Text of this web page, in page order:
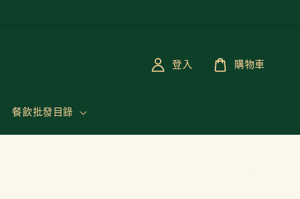
餐飲批發目錄
登入 購物車